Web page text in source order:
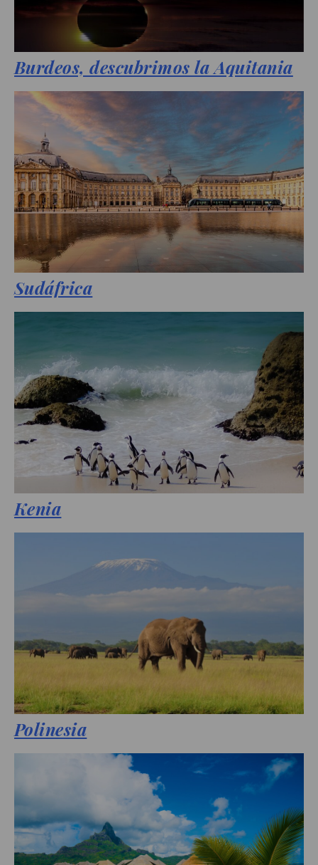
Burdeos, descubrimos la Aquitania
Sudáfrica
Kenia
Polinesia